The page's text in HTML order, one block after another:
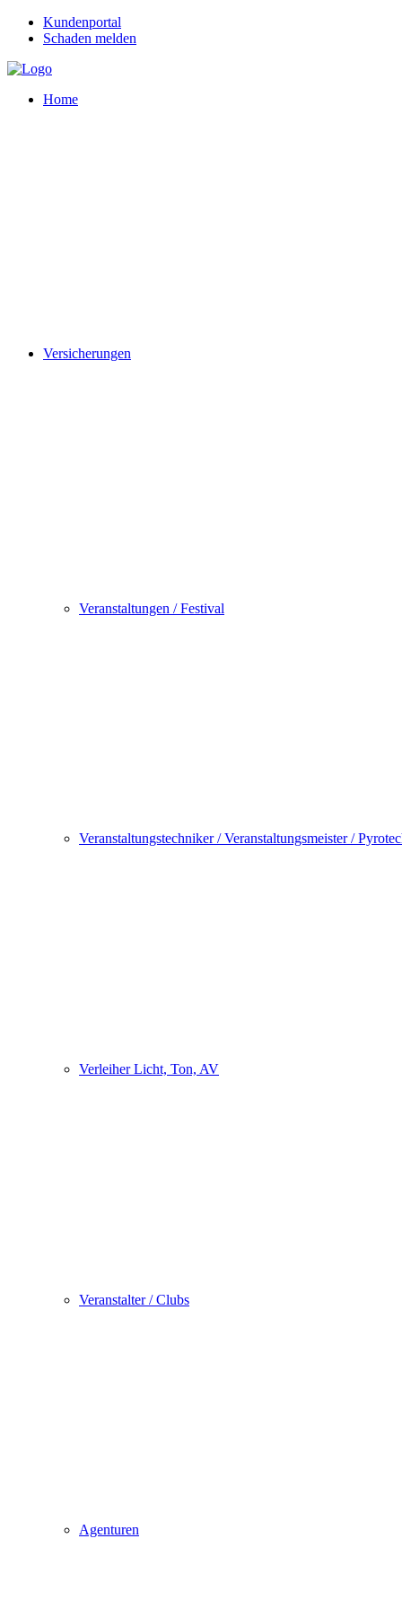
Kundenportal
Schaden melden
Home
Versicherungen
Veranstaltungen / Festival
Veranstaltungstechniker / Veranstaltungsmeister /
Verleiher Licht, Ton, AV
Veranstalter / Clubs
Agenturen